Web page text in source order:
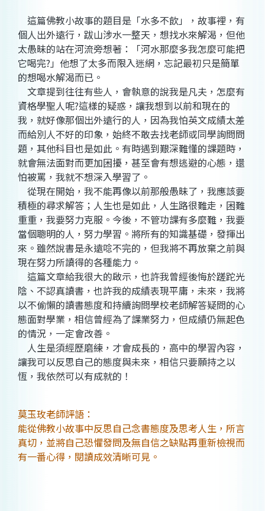
這篇佛教小故事的題目是「水多不飲」，故事裡，有
個人出外遠行，跋山涉水一整天，想找水來解渴，但他
太愚昧的站在河流旁想著：「河水那麼多我怎麼可能把
它喝完?」他想了太多而限入迷網，忘記最初只是簡單
的想喝水解渴而已。
文章提到往往有些人，會執意的說我是凡夫，怎麼有
資格學聖人呢?這樣的疑惑，讓我想到以前和現在的
我，就好像那個出外遠行的人，因為我怕英文成績太差
而給別人不好的印象，始終不敢去找老師或同學詢問問
題，其他科目也是如此。有時遇到艱深難懂的課題時，
就會無法面對而更加困擾，甚至會有想逃避的心態，還
怕被罵，我就不想深入學習了。
從現在開始，我不能再像以前那般愚昧了，我應該要
積極的尋求解答；人生也是如此，人生路很難走，困難
重重，我要努力克服。今後，不管功課有多麼難，我要
當個聰明的人，努力學習。將所有的知識基礎，發揮出
來。雖然說書是永遠唸不完的，但我將不再放棄之前與
現在努力所讀得的各種能力。
這篇文章給我很大的啟示，也許我曾經後悔於蹉跎光
陰、不認真讀書，也許我的成績表現平庸，未來，我將
以不偷懶的讀書態度和持續詢問學校老師解答疑問的心
態面對學業，相信曾經為了課業努力，但成績仍無起色
的情況，一定會改善。
人生是須經歷磨練，才會成長的，高中的學習內容，
讓我可以反思自己的態度與未來，相信只要願持之以
恆，我依然可以有成就的！
莫玉玫老師評語：
能從佛教小故事中反思自己念書態度及思考人生，所言
真切，並將自己恐懼發問及無自信之缺點再重新檢視而
有一番心得，閱讀成效清晰可見。